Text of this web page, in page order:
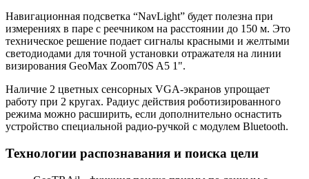
Навигационная подсветка “NavLight” будет полезна при
измерениях в паре с реечником на расстоянии до 150 м. Это
техническое решение подает сигналы красными и желтыми
светодиодами для точной установки отражателя на линии
визирования GeoMax Zoom70S A5 1".
Наличие 2 цветных сенсорных VGA-экранов упрощает
работу при 2 кругах. Радиус действия роботизированного
режима можно расширить, если дополнительно оснастить
устройство специальной радио-ручкой с модулем Bluetooth.
Технологии распознавания и поиска цели